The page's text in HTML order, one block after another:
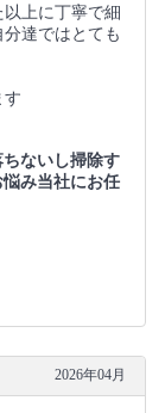
上に丁寧で細
達ではとても
す
ないし掃除す
み当社にお任
2026年04月